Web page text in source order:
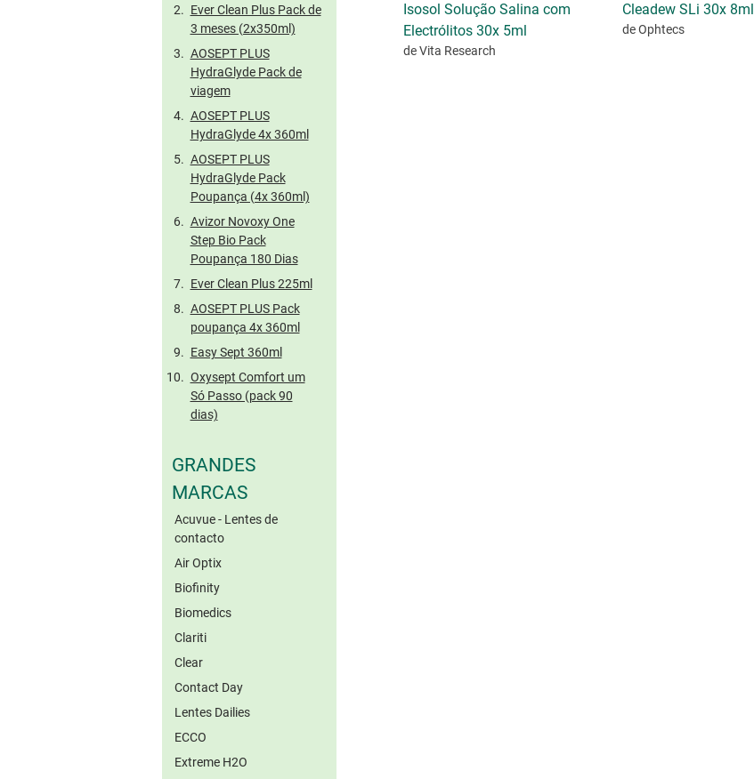
Ever Clean Plus Pack de
3 meses (2x350ml)
AOSEPT PLUS
HydraGlyde Pack de
viagem
AOSEPT PLUS
HydraGlyde 4x 360ml
AOSEPT PLUS
HydraGlyde Pack
Poupança (4x 360ml)
Avizor Novoxy One
Step Bio Pack
Poupança 180 Dias
Ever Clean Plus 225ml
AOSEPT PLUS Pack
poupança 4x 360ml
Easy Sept 360ml
Oxysept Comfort um
Só Passo (pack 90
dias)
GRANDES
MARCAS
Acuvue - Lentes de
contacto
Air Optix
Biofinity
Biomedics
Clariti
Clear
Contact Day
Lentes Dailies
ECCO
Extreme H2O
Isosol Solução Salina com
Electrólitos 30x 5ml
de Vita Research
Cleadew SLi 30x 8ml
de Ophtecs